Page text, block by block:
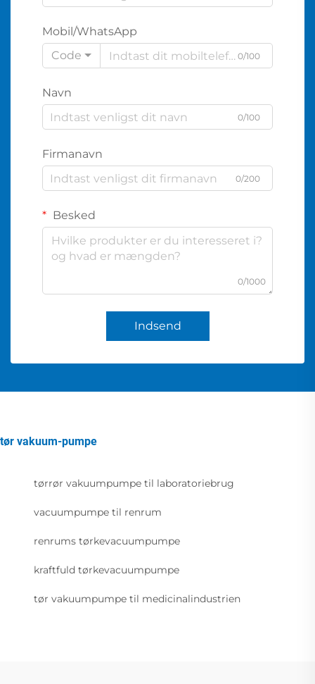
Mobil/WhatsApp
Code
0/100
Navn
0/100
Firmanavn
0/200
Besked
0/1000
Indsend
tør vakuum-pumpe
tørrør vakuumpumpe til laboratoriebrug
vacuumpumpe til renrum
renrums tørkevacuumpumpe
kraftfuld tørkevacuumpumpe
tør vakuumpumpe til medicinalindustrien